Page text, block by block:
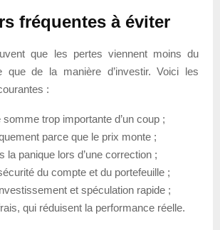
fréquentes à éviter
que les pertes viennent moins du
que de la manière d’investir. Voici les
:
somme trop importante d’un coup ;
parce que le prix monte ;
la panique lors d’une correction ;
du compte et du portefeuille ;
et spéculation rapide ;
qui réduisent la performance réelle.